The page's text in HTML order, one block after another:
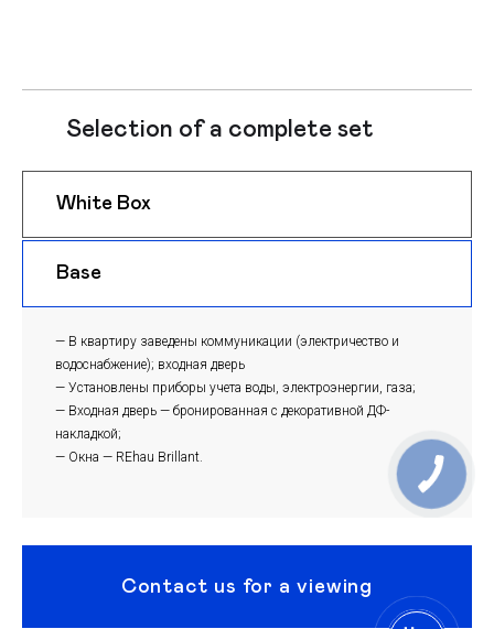
Selection of a complete set
White Box
Base
— В квартиру заведены коммуникации (электричество и
водоснабжение); входная дверь
— Установлены приборы учета воды, электроэнергии, газа;
— Входная дверь — бронированная с декоративной ДФ-
накладкой;
— Окна — REhau Brillant.
Contact us for a viewing